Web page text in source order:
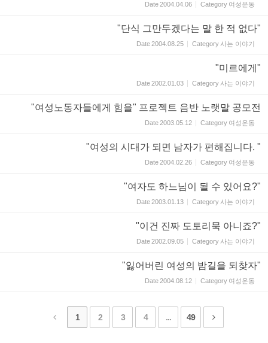
Date2004.04.06 Category 여성운동
"단식 그만두겠다는 말 한 적 없다"
Date2004.08.25 Category 사는 이야기
"미르에게"
Date2002.01.03 Category 사는 이야기
"여성노동자들에게 힘을" 프로젝트 음반 노랫말 공모전
Date2003.05.12 Category 여성운동
"여성의 시대가 되면 남자가 편해집니다. "
Date2004.02.26 Category 여성운동
"여자도 하느님이 될 수 있어요?"
Date2003.01.13 Category 사는 이야기
"이건 진짜 도토리묵 아니죠?"
Date2002.09.05 Category 사는 이야기
"잃어버린 여성의 밤길을 되찾자"
Date2004.08.12 Category 여성운동
1 2 3 4 ... 49